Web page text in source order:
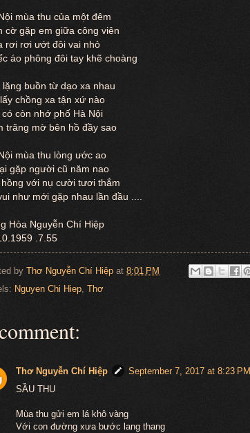
mùa thu của một đêm
cờ gặp em giữa công viên
rơi rơi ướt đôi vai nhỏ
áo phông đôi tay khẽ choàng
lặng buồn từ dạo xa nhau
chồng xa tận xứ nào
có còn nhớ phố Hà Nội
trăng mờ bên hồ đầy sao
mùa thu lòng ước ao
gặp người cũ năm nao
hồng với nụ cười tươi thắm
như mới gặp nhau lần đầu ....
Hòa Nguyễn Chí Hiệp
.7.55
by Thơ Nguyễn Chí Hiệp at 8:01 PM
Nguyen Chi Hiep, Thơ
Thơ Nguyễn Chí Hiệp
September 7, 2017 at 8:23 PM
SẦU THU
Mùa thu gửi em lá khô vàng
Với con đường xưa bước lang thang